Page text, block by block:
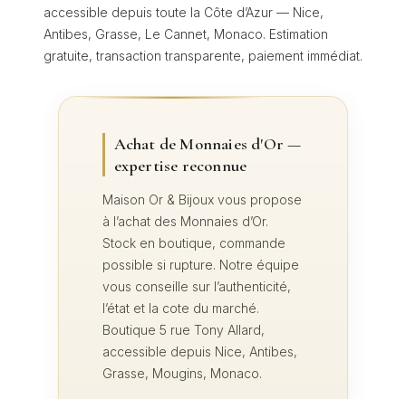
accessible depuis toute la Côte d’Azur — Nice,
Antibes, Grasse, Le Cannet, Monaco. Estimation
gratuite, transaction transparente, paiement immédiat.
Achat de Monnaies d'Or —
expertise reconnue
Maison Or & Bijoux vous propose
à l’achat des Monnaies d’Or.
Stock en boutique, commande
possible si rupture. Notre équipe
vous conseille sur l’authenticité,
l’état et la cote du marché.
Boutique 5 rue Tony Allard,
accessible depuis Nice, Antibes,
Grasse, Mougins, Monaco.